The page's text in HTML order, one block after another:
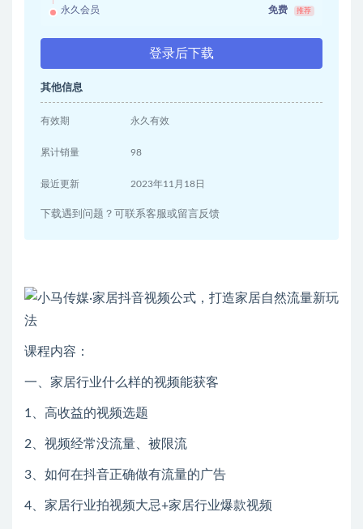
永久会员 免费 推荐
登录后下载
其他信息
有效期 永久有效
累计销量 98
最近更新 2023年11月18日
下载遇到问题？可联系客服或留言反馈
课程内容：
一、家居行业什么样的视频能获客
1、高收益的视频选题
2、视频经常没流量、被限流
3、如何在抖音正确做有流量的广告
4、家居行业拍视频大忌+家居行业爆款视频